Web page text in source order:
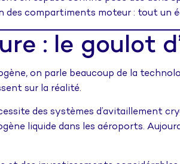
compartiments moteur : tout un
: le goulot
on parle beaucoup de la
sur la réalité.
des systèmes d’avitaillement
liquide dans les aéroports.